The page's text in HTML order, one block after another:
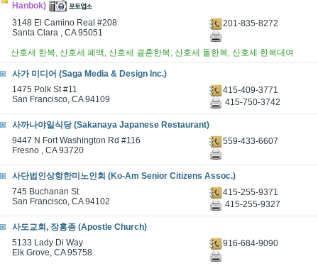
Hanbok)
3148 El Camino Real #208
Santa Clara , CA 95051
201-835-8272
산호세 한복, 산호세 폐백, 산호세 결혼한복, 산호세 돌한복, 산호세 한복대여
사가 미디어 (Saga Media & Design Inc.)
1475 Polk St #11
San Francisco, CA 94109
415-409-3771
415-750-3742
사까나야일식당 (Sakanaya Japanese Restaurant)
9447 N Fort Washington Rd #116
Fresno , CA 93720
559-433-6607
사단법인상항한미노인회 (Ko-Am Senior Citizens Assoc.)
745 Buchanan St.
San Francisco, CA 94102
415-255-9371
415-255-9327
사도교회, 장홍종 (Apostle Church)
5133 Lady Di Way
Elk Grove, CA 95758
916-684-9090